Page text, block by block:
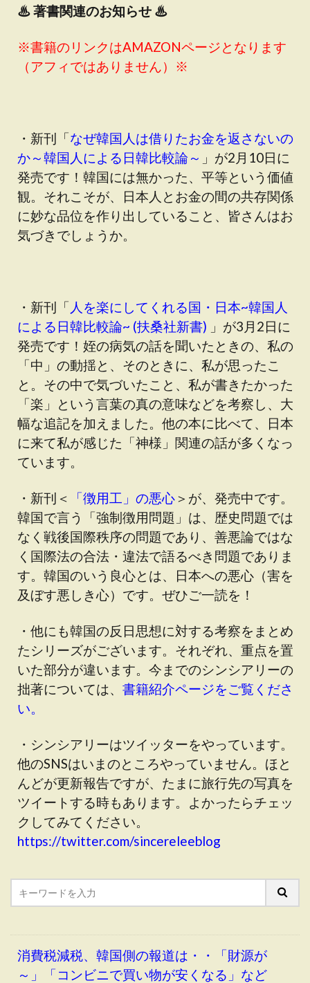
♨著書関連のお知らせ ♨
※書籍のリンクはAMAZONページとなります
（アフィではありません）※
・新刊「なぜ韓国人は借りたお金を返さないの
か～韓国人による日韓比較論～ 」が2月10日に
発売です！韓国には無かった、平等という価値
観。それこそが、日本人とお金の間の共存関係
に妙な品位を作り出していること、皆さんはお
気づきでしょうか。
・新刊「 人を楽にしてくれる国・日本~韓国人
による日韓比較論~ (扶桑社新書) 」が3月2日に
発売です！姪の病気の話を聞いたときの、私の
「中」の動揺と、そのときに、私が思ったこ
と。その中で気づいたこと、私が書きたかった
「楽」という言葉の真の意味などを考察し、大
幅な追記を加えました。他の本に比べて、日本
に来て私が感じた「神様」関連の話が多くなっ
ています。
・新刊＜ 「徴用工」の悪心＞が、発売中です。
韓国で言う「強制徴用問題」は、歴史問題では
なく戦後国際秩序の問題であり、善悪論ではな
く国際法の合法・違法で語るべき問題でありま
す。韓国のいう良心とは、日本への悪心（害を
及ぼす悪しき心）です。ぜひご一読を！
・他にも韓国の反日思想に対する考察をまとめ
たシリーズがございます。それぞれ、重点を置
いた部分が違います。今までのシンシアリーの
拙著については、 書籍紹介ページをご覧くださ
い。
・シンシアリーはツイッターをやっています。
他のSNSはいまのところやっていません。ほと
んどが更新報告ですが、たまに旅行先の写真を
ツイートする時もあります。よかったらチェッ
クしてみてください。
https://twitter.com/sincereleeblog
消費税減税、韓国側の報道は・・「財源が
～」「コンビニで買い物が安くなる」など